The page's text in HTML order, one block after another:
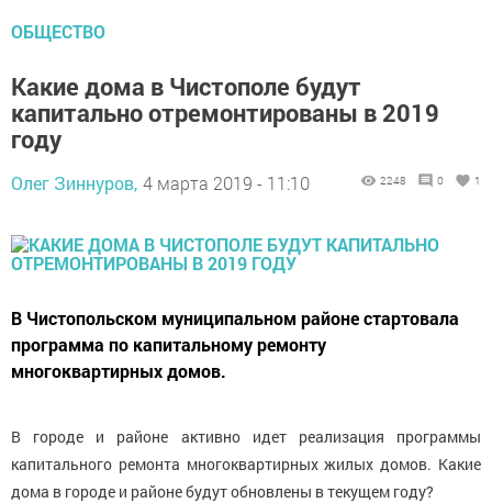
ОБЩЕСТВО
Какие дома в Чистополе будут
капитально отремонтированы в 2019
году
Олег Зиннуров, 4 марта 2019 - 11:10 2248 0 1
В Чистопольском муниципальном районе стартовала
программа по капитальному ремонту
многоквартирных домов.
В городе и районе активно идет реализация программы
капитального ремонта многоквартирных жилых домов. Какие
дома в городе и районе будут обновлены в текущем году?